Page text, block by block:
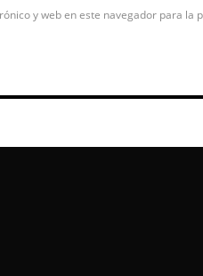
y web en este navegador para la